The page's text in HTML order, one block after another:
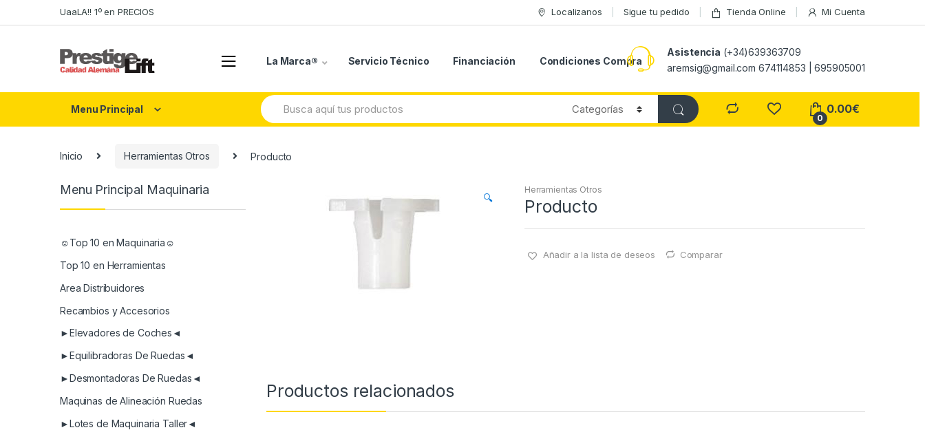
to
to
UaaLA!! 1º en PRECIOS Localizanos Sigue tu pedido Tienda Online Mi Cuenta
La Marca® Servicio Técnico Financiación Condiciones Compra
Asistencia (+34)639363709
aremsig@gmail.com 674114853 | 695905001
Menu Principal
Search
for:
0
0.00€
Inicio Herramientas Otros Producto
🔍
Herramientas Otros
Producto
Añadir a la lista de deseos Comparar
Productos relacionados
Menu Principal Maquinaria
☺Top 10 en Maquinaria☺
Top 10 en Herramientas
Area Distribuidores
Recambios y Accesorios
►Elevadores de Coches◄
►Equilibradoras De Ruedas◄
►Desmontadoras De Ruedas◄
Maquinas de Alineación Ruedas
►Lotes de Maquinaria Taller◄